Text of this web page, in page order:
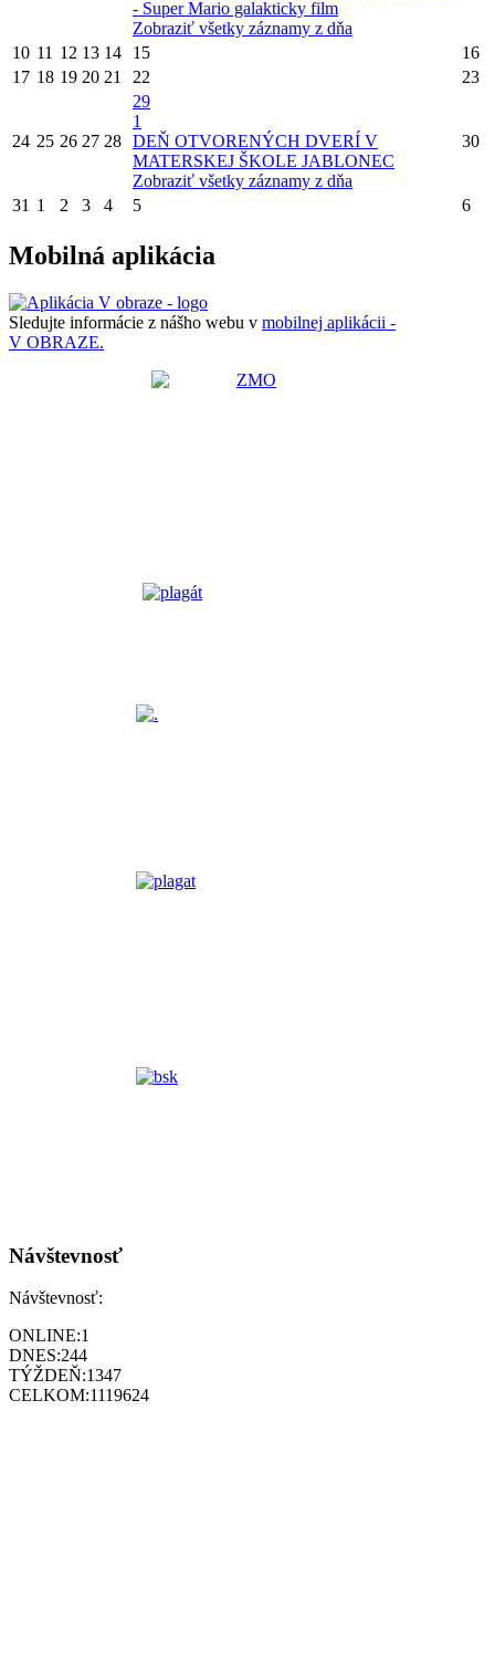
- Super Mario galakticky film
Zobraziť všetky záznamy z dňa
10 11 12 13 14 15
16
17 18 19 20 21 22 23
24 25 26 27 28
29
1
DEŇ OTVORENÝCH DVERÍ V
MATERSKEJ ŠKOLE JABLONEC
Zobraziť všetky záznamy z dňa
30
31 1 2 3 4 5 6
Mobilná aplikácia
Sledujte informácie z nášho webu v mobilnej aplikácii -
V OBRAZE.
Návštevnosť
Návštevnosť:
ONLINE:1
DNES:244
TÝŽDEŇ:1347
CELKOM:1119624